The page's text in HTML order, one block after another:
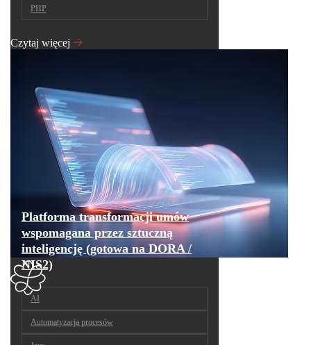
PHP
Czytaj więcej
Platforma transformacji umów
wspomagana przez sztuczną
inteligencję (gotowa na DORA /
NIS2)
AI
Automatyzacja procesów